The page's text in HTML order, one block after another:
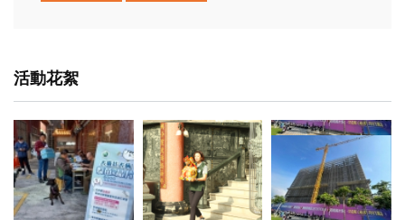
活動花絮